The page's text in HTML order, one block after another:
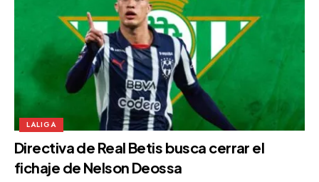
LALIGA
Directiva de Real Betis busca cerrar el
fichaje de Nelson Deossa